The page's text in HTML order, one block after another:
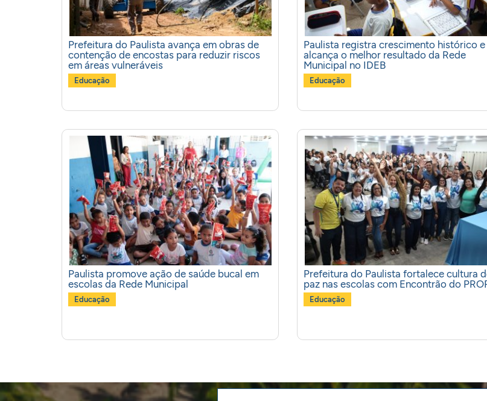
Prefeitura do Paulista avança em obras de
contenção de encostas para reduzir riscos
em áreas vulneráveis
Educação
Paulista registra crescimento histórico e
alcança o melhor resultado da Rede
Municipal no IDEB
Educação
Paulista promove ação de saúde bucal em
escolas da Rede Municipal
Educação
Prefeitura do Paulista fortalece cultura
paz nas escolas com Encontrão do
Educação